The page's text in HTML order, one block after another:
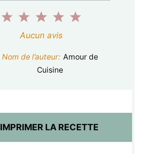
5
t
e
s
4
t
e
s
3
é
t
o
e
s
2
é
t
e
s
1
t
e
Aucun avis
Nom de l’auteur: Amour de
Cuisine
IMPRIMER LA RECETTE